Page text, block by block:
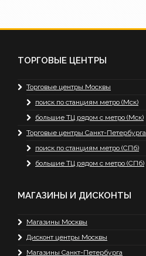
ТОРГОВЫЕ ЦЕНТРЫ
Торговые центры Москвы
поиск по станциям метро (Мск)
большие ТЦ рядом с метро (Мск)
Торговые центры Санкт-Петербурга
поиск по станциям метро (СПб)
большие ТЦ рядом с метро (СПб)
МАГАЗИНЫ И ДИСКОНТЫ
Магазины Москвы
Дисконт центры Москвы
Магазины Санкт-Петербурга